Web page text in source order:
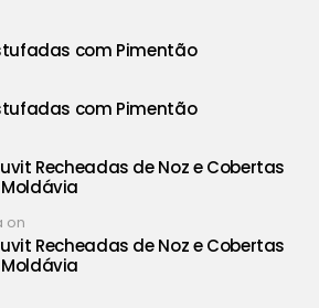
com Pimentão
com Pimentão
Recheadas de Noz e Cobertas
on
Recheadas de Noz e Cobertas